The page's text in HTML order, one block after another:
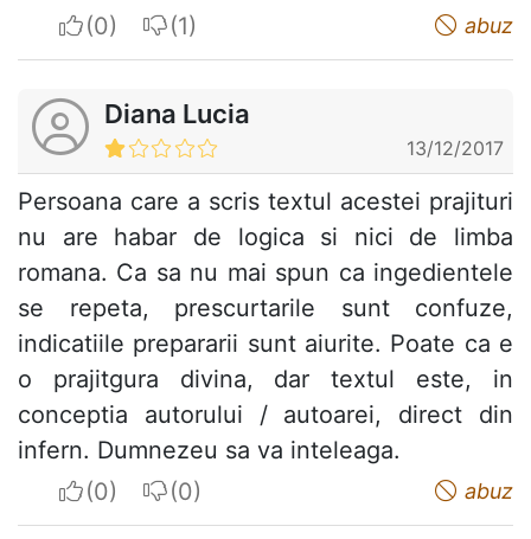
I apreciateI do not appreciate abuz
Diana Lucia
13/12/2017
Persoana care a scris textul acestei prajituri
nu are habar de logica si nici de limba
romana. Ca sa nu mai spun ca ingedientele
se repeta, prescurtarile sunt confuze,
indicatiile prepararii sunt aiurite. Poate ca e
o prajitgura divina, dar textul este, in
conceptia autorului / autoarei, direct din
infern. Dumnezeu sa va inteleaga.
I apreciateI do not appreciate abuz